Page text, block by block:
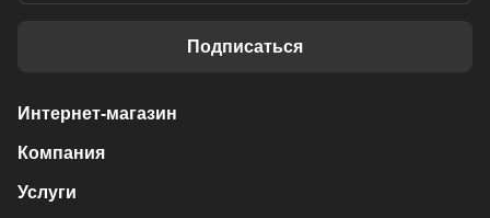
Подписаться
Интернет-магазин
Компания
Услуги